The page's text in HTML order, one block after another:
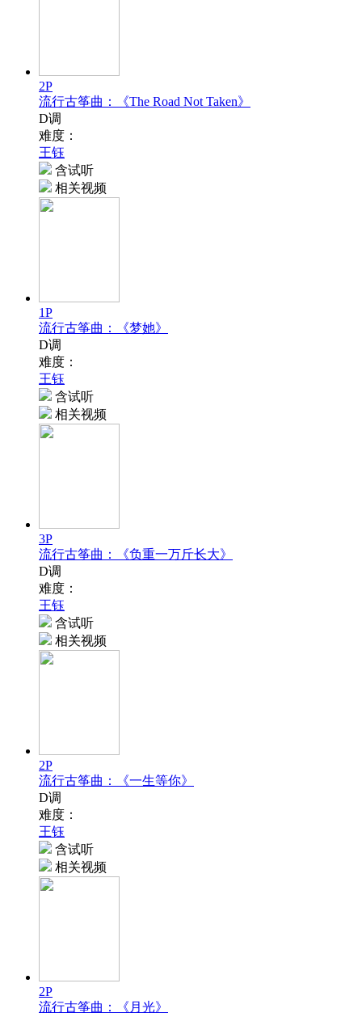
2P
流行古筝曲：《The Road Not Taken》
D调
难度：
王钰
含试听
相关视频
1P
流行古筝曲：《梦她》
D调
难度：
王钰
含试听
相关视频
3P
流行古筝曲：《负重一万斤长大》
D调
难度：
王钰
含试听
相关视频
2P
流行古筝曲：《一生等你》
D调
难度：
王钰
含试听
相关视频
2P
流行古筝曲：《月光》